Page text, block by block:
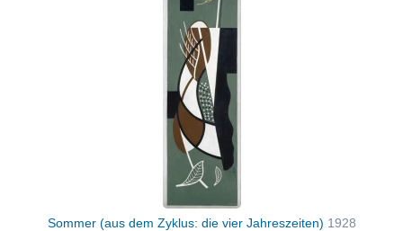
Sommer (aus dem Zyklus: die vier Jahreszeiten) 1928